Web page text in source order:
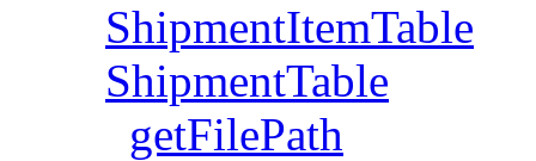
ShipmentItemTable
ShipmentTable
getFilePath